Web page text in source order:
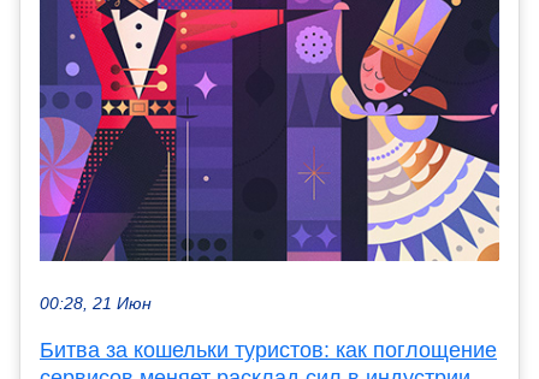
00:28, 21 Июн
Битва за кошельки туристов: как поглощение